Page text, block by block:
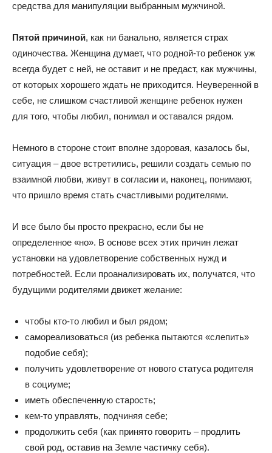
средства для манипуляции выбранным мужчиной.
Пятой причиной, как ни банально, является страх
одиночества. Женщина думает, что родной-то ребенок уж
всегда будет с ней, не оставит и не предаст, как мужчины,
от которых хорошего ждать не приходится. Неуверенной в
себе, не слишком счастливой женщине ребенок нужен
для того, чтобы любил, понимал и оставался рядом.
Немного в стороне стоит вполне здоровая, казалось бы,
ситуация – двое встретились, решили создать семью по
взаимной любви, живут в согласии и, наконец, понимают,
что пришло время стать счастливыми родителями.
И все было бы просто прекрасно, если бы не
определенное «но». В основе всех этих причин лежат
установки на удовлетворение собственных нужд и
потребностей. Если проанализировать их, получатся, что
будущими родителями движет желание:
чтобы кто-то любил и был рядом;
самореализоваться (из ребенка пытаются «слепить»
подобие себя);
получить удовлетворение от нового статуса родителя
в социуме;
иметь обеспеченную старость;
кем-то управлять, подчиняя себе;
продолжить себя (как принято говорить – продлить
свой род, оставив на Земле частичку себя).